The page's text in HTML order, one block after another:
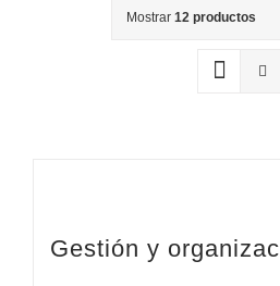
Mostrar 12 productos
Gestión y